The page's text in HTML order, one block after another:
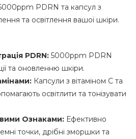
PDRN та капсул з
та освітлення вашої шкіри.
PDRN: 5000ppm PDRN
та оновленню шкіри.
Капсули з вітаміном C та
освітлити та тонізувати
Ознаками: Ефективно
точки, дрібні зморшки та